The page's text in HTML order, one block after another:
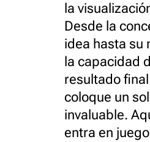
la
Desde la
idea hasta su
la capacidad
resultado
coloque un
invaluable.
entra en